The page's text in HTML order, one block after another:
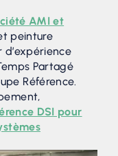
AMI et
peinture
Partagé
Référence.
DSI pour